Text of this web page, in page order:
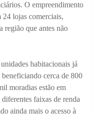
O empreendimento
24 lojas comerciais,
região que antes não
habitacionais já
cerca de 800
moradias estão em
faixas de renda
ainda mais o acesso à